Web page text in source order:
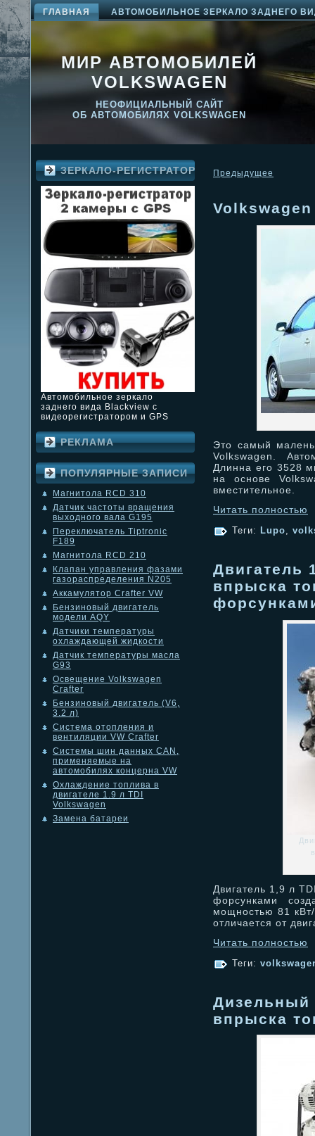
ГЛАВНАЯ АВТОМОБИЛЬНОЕ ЗЕРКАЛО ЗАДНЕГО
МИР АВТОМОБИЛЕЙ
VOLKSWAGEN
НЕОФИЦИАЛЬНЫЙ САЙТ
ОБ АВТОМОБИЛЯХ VOLKSWAGEN
ЗЕРКАЛО-РЕГИСТРАТОР
Автомобильное зеркало
заднего вида Blackview с
видеорегистратором и GPS
РЕКЛАМА
ПОПУЛЯРНЫЕ ЗАПИСИ
Магнитола RCD 310
Датчик частоты вращения
выходного вала G195
Переключатель Tiptronic
F189
Магнитола RCD 210
Клапан управления фазами
газораспределения N205
Аккамулятор Crafter VW
Бензиновый двигатель
модели AQY
Датчики температуры
охлаждающей жидкости
Датчик температуры масла
G93
Освещение Volkswagen
Crafter
Бензиновый двигатель (V6,
3.2 л)
Система отопления и
вентиляции VW Crafter
Системы шин данных CAN,
применяемые на
автомобилях концерна VW
Охлаждение топлива в
двигателе 1.9 л TDI
Volkswagen
Замена батареи
Предыдущее
Это самый
Volkswagen.
Длинна его 3528
на основе
вместительное.
Читать полностью
Теги: Lupo,
Двигатель
впрыска
Двигатель 1,9 л
форсунками
мощностью 81
отличается от
Читать полностью
Теги:
Дизельный
впрыска